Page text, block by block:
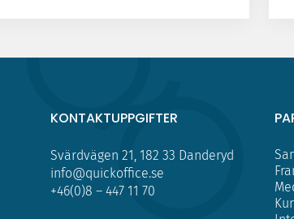
KONTAKTUPPGIFTER
Svärdvägen 21, 182 33 Danderyd
info@quickoffice.se
+46(0)8 – 447 11 70